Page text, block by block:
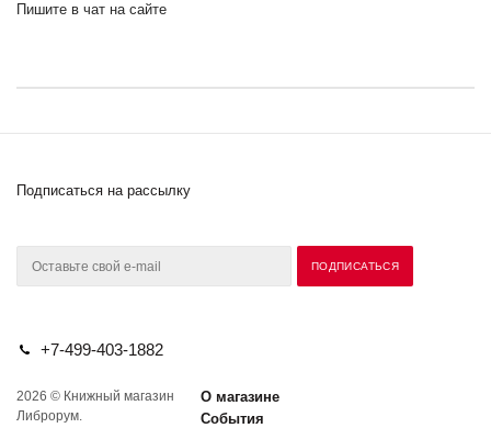
Пишите в чат на сайте
Подписаться на рассылку
+7-499-403-1882
2026 © Книжный магазин
Либрорум.
О магазине
События